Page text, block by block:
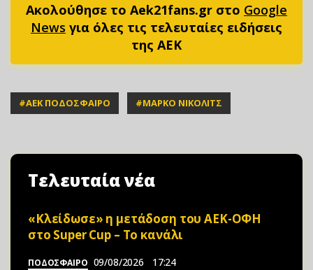
Ακολούθησε το Aek21fans.gr στο Google
News για όλες τις τελευταίες ειδήσεις
της ΑΕΚ
#ΑΕΚ ΠΟΔΟΣΦΑΙΡΟ #ΜΑΡΚΟ ΝΙΚΟΛΙΤΣ
Τελευταία νέα
«Κλείδωσε» η μετάδοση του ΑΕΚ-ΟΦΗ
στο Super Cup – Το κανάλι
ΠΟΔΟΣΦΑΙΡΟ 09/08/2026 17:24